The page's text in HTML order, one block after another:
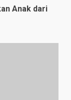
Anak dari